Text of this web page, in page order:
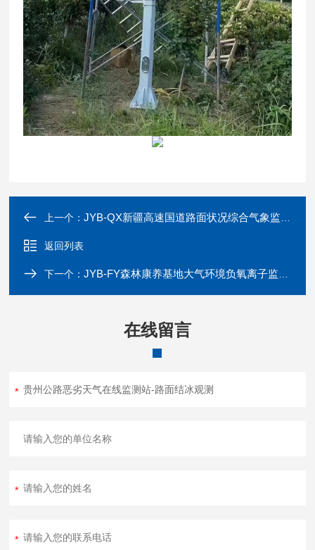
上一个：JYB-QX新疆高速国道路面状况综合气象监测站
返回列表
下一个：JYB-FY森林康养基地大气环境负氧离子监测系统
在线留言